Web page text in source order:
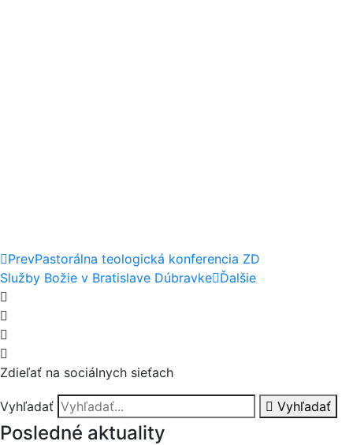
PrevPastorálna teologická konferencia ZD
Služby Božie v Bratislave Dúbravke Ďalšie
Zdieľať na sociálnych sieťach
Vyhľadať Vyhľadať
Posledné aktuality